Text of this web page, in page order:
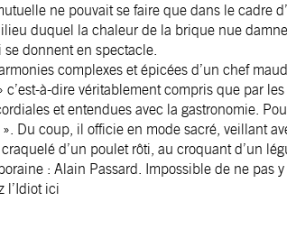
ne pouvait se faire que dans le cadre
duquel la chaleur de la brique nue
donnent en spectacle.
complexes et épicées d’un chef
à-dire véritablement compris que par
et entendues avec la gastronomie.
Du coup, il officie en mode sacré, veillant
d’un poulet rôti, au croquant d’un
: Alain Passard. Impossible de ne pas y
l’Idiot ici